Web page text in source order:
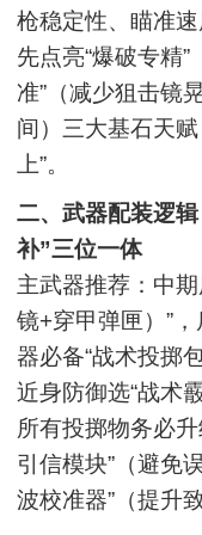
枪稳定性、瞄准
先点亮“爆破专精
准”（减少狙击镜
间）三大基石天
上”。
二、武器配装逻
补”三位一体
主武器推荐：中
镜+穿甲弹匣）”
器必备“战术投掷
近身防御选“战术
所有投掷物务必
引信模块”（避免
波校准器”（提升